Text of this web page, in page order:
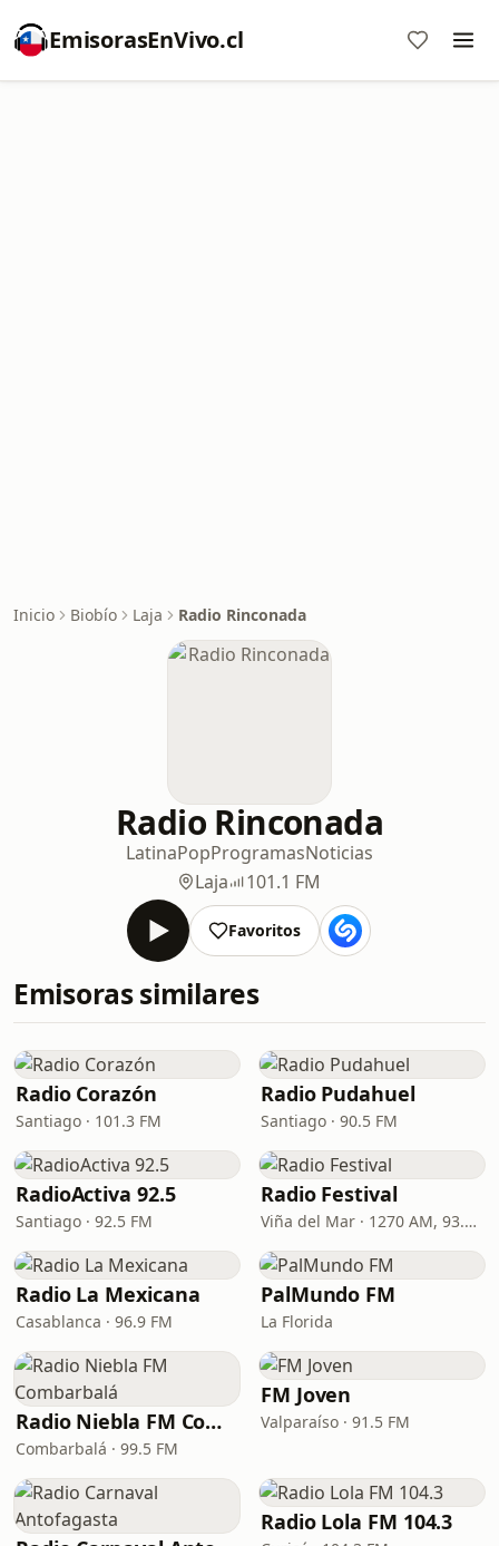
EmisorasEnVivo.cl
Inicio Biobío Laja Radio Rinconada
Radio Rinconada
LatinaPopProgramasNoticias
Laja
101.1 FM
Favoritos
Emisoras similares
Radio Corazón
Santiago · 101.3 FM
Radio Pudahuel
Santiago · 90.5 FM
RadioActiva 92.5
Santiago · 92.5 FM
Radio Festival
Viña del Mar · 1270 AM, 93.7 FM
Radio La Mexicana
Casablanca · 96.9 FM
PalMundo FM
La Florida
Radio Niebla FM Combarbalá
Combarbalá · 99.5 FM
FM Joven
Valparaíso · 91.5 FM
Radio Lola FM 104.3